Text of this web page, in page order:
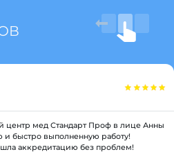
центр мед Стандарт Проф в лице Анны
и быстро выполненную работу!
аккредитацию без проблем!